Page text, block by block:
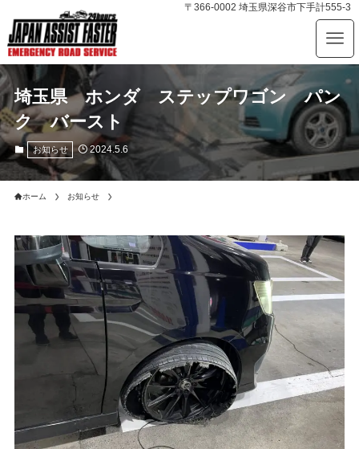
〒366-0002 埼玉県深谷市下手計555-3
埼玉県 ホンダ ステップワゴン パン
ク バースト
お知らせ 2024.5.6
ホーム お知らせ